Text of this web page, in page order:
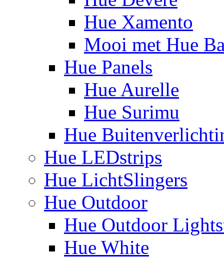
Hue Xamento
Mooi met Hue
Hue Panels
Hue Aurelle
Hue Surimu
Hue
Hue LEDstrips
Hue LichtSlingers
Hue Outdoor
Hue Outdoor
Hue White